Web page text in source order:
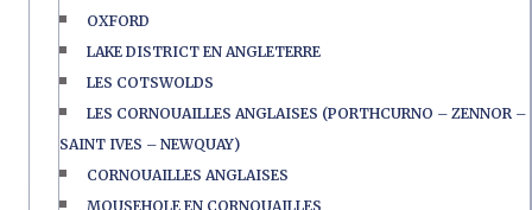
OXFORD
LAKE DISTRICT EN ANGLETERRE
LES COTSWOLDS
LES CORNOUAILLES ANGLAISES (PORTHCURNO – ZENNOR –
SAINT IVES – NEWQUAY)
CORNOUAILLES ANGLAISES
MOUSEHOLE EN CORNOUAILLES